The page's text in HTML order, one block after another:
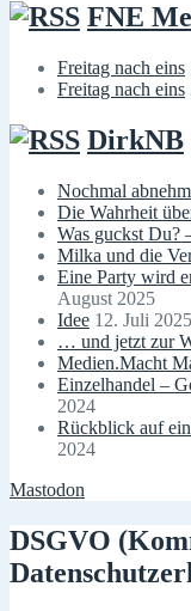
FNE
Freitag nach eins
Freitag nach eins
DirkNB
Nochmal
Die Wahrheit
Was guckst Du?
Milka und die
Eine Party wird
August 2025
Idee 12. Juli 2025
… und jetzt zur
Medien.Macht
Einzelhandel –
2024
Rückblick auf
2024
Mastodon
DSGVO